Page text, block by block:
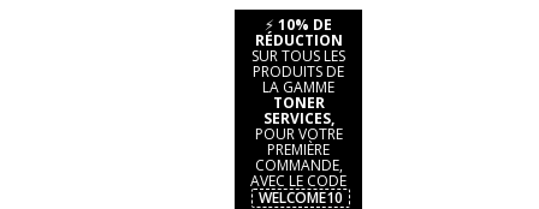
⚡ 10% DE
RÉDUCTION
SUR TOUS LES
PRODUITS DE
LA GAMME
TONER
SERVICES,
POUR VOTRE
PREMIÈRE
COMMANDE,
AVEC LE CODE
WELCOME10